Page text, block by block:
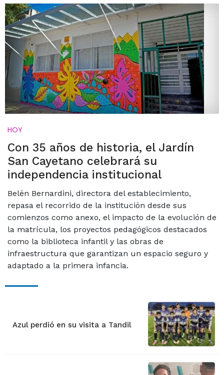
HOY
Con 35 años de historia, el Jardín
San Cayetano celebrará su
independencia institucional
Belén Bernardini, directora del establecimiento,
repasa el recorrido de la institución desde sus
comienzos como anexo, el impacto de la evolución de
la matrícula, los proyectos pedagógicos destacados
como la biblioteca infantil y las obras de
infraestructura que garantizan un espacio seguro y
adaptado a la primera infancia.
Azul perdió en su visita a Tandil